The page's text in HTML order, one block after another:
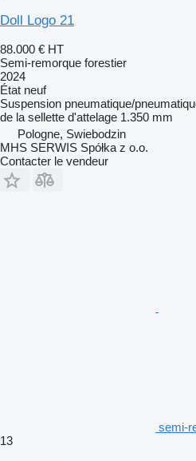
Doll Logo 21
88.000 € HT
Semi-remorque forestier
2024
État neuf
Suspension pneumatique/
de la sellette d'attelage 1.350 mm
Pologne, Swiebodzin
MHS SERWIS Spółka z o.o.
Contacter le vendeur
semi-
13